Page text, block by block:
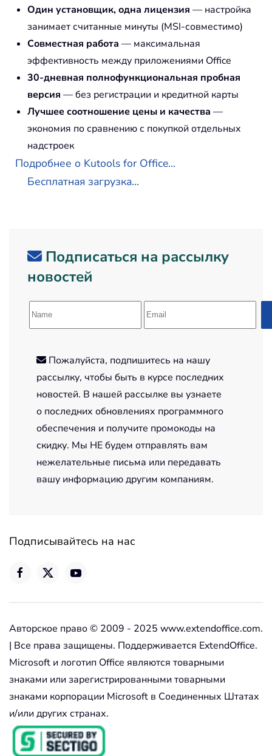
Один установщик, одна лицензия — настройка
занимает считанные минуты (MSI-совместимо)
Совместная работа — максимальная
эффективность между приложениями Office
30-дневная полнофункциональная пробная
версия — без регистрации и кредитной карты
Лучшее соотношение цены и качества —
экономия по сравнению с покупкой отдельных
надстроек
Подробнее о Kutools for Office...
Бесплатная загрузка...
Подписаться на рассылку
новостей
Пожалуйста, подпишитесь на нашу
рассылку, чтобы быть в курсе последних
новостей. В нашей рассылке вы узнаете
о последних обновлениях программного
обеспечения и получите промокоды на
скидку. Мы НЕ будем отправлять вам
нежелательные письма или передавать
вашу информацию другим компаниям.
Подписывайтесь на нас
Авторское право © 2009 - 2025 www.extendoffice.com.
| Все права защищены. Поддерживается ExtendOffice.
Microsoft и логотип Office являются товарными
знаками или зарегистрированными товарными
знаками корпорации Microsoft в Соединенных Штатах
и/или других странах.